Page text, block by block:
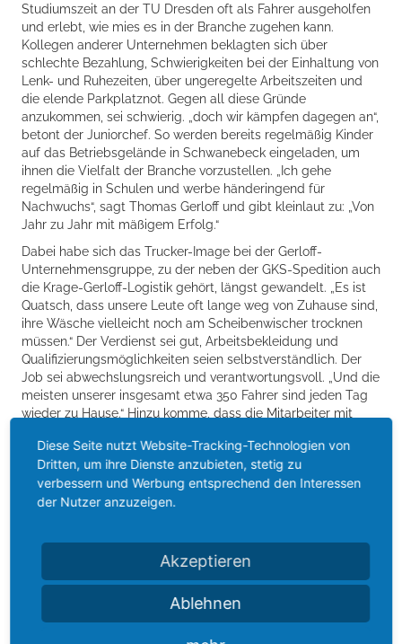
Studiumszeit an der TU Dresden oft als Fahrer ausgeholfen
und erlebt, wie mies es in der Branche zugehen kann.
Kollegen anderer Unternehmen beklagten sich über
schlechte Bezahlung, Schwierigkeiten bei der Einhaltung von
Lenk- und Ruhezeiten, über ungeregelte Arbeitszeiten und
die elende Parkplatznot. Gegen all diese Gründe
anzukommen, sei schwierig. „doch wir kämpfen dagegen an“,
betont der Juniorchef. So werden bereits regelmäßig Kinder
auf das Betriebsgelände in Schwanebeck eingeladen, um
ihnen die Vielfalt der Branche vorzustellen. „Ich gehe
regelmäßig in Schulen und werbe händeringend für
Nachwuchs“, sagt Thomas Gerloff und gibt kleinlaut zu: „Von
Jahr zu Jahr mit mäßigem Erfolg.“
Dabei habe sich das Trucker-Image bei der Gerloff-
Unternehmensgruppe, zu der neben der GKS-Spedition auch
die Krage-Gerloff-Logistik gehört, längst gewandelt. „Es ist
Quatsch, dass unsere Leute oft lange weg von Zuhause sind,
ihre Wäsche vielleicht noch am Scheibenwischer trocknen
müssen.“ Der Verdienst sei gut, Arbeitsbekleidung und
Qualifizierungsmöglichkeiten seien selbstverständlich. Der
Job sei abwechslungsreich und verantwortungsvoll. „Und die
meisten unserer insgesamt etwa 350 Fahrer sind jeden Tag
wieder zu Hause.“ Hinzu komme, dass die Mitarbeiter mit
Bordcomputertechnik ausgestattet seien. Deshalb sei aus
Sicht von Thomas Gerloff der Beruf für technikaffine junge
Menschen durch aus interessant. „Die Jungs können quasi im
rollenden Office ihre Musik herunterladen und auf Tour mit
eine ordentliche Hupe für den Lkw bekommen, „denn es gibt
sie noch“, sagt Thomas Gerloff, der hin und wieder zu den
Der Wandel im Berufsfeld spiegelt sich auch im
Familienbetrieb, der 1951 gegründet wurde, wieder. Die
Diese Seite nutzt Website-Tracking-Technologien von
Dritten, um ihre Dienste anzubieten, stetig zu
verbessern und Werbung entsprechend den Interessen
der Nutzer anzuzeigen.
Akzeptieren
Ablehnen